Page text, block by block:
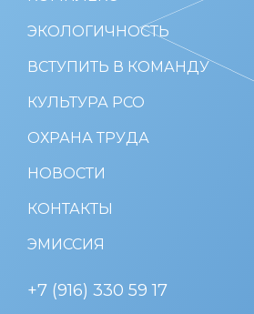
ЭКОЛОГИЧНОСТЬ
ВСТУПИТЬ В КОМАНДУ
КУЛЬТУРА РСО
ОХРАНА ТРУДА
НОВОСТИ
КОНТАКТЫ
ЭМИССИЯ
+7 (916) 330 59 17